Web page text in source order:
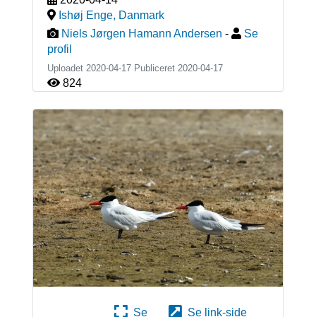
Ishøj Enge, Danmark
Niels Jørgen Hamann Andersen -
Se
profil
Uploadet 2020-04-17 Publiceret 2020-04-17
824
Se Se link-side